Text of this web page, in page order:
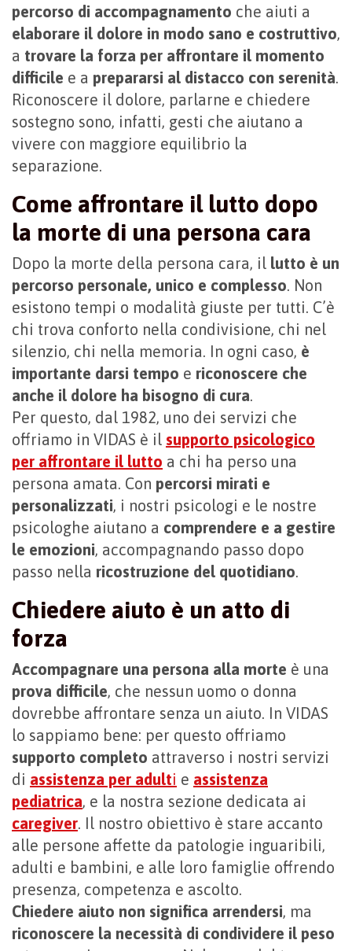
percorso di accompagnamento che aiuti a
elaborare il dolore in modo sano e costruttivo,
a trovare la forza per affrontare il momento
difficile e a prepararsi al distacco con serenità.
Riconoscere il dolore, parlarne e chiedere
sostegno sono, infatti, gesti che aiutano a
vivere con maggiore equilibrio la
separazione.
Come affrontare il lutto dopo
la morte di una persona cara
Dopo la morte della persona cara, il lutto è un
percorso personale, unico e complesso. Non
esistono tempi o modalità giuste per tutti. C’è
chi trova conforto nella condivisione, chi nel
silenzio, chi nella memoria. In ogni caso, è
importante darsi tempo e riconoscere che
anche il dolore ha bisogno di cura.
Per questo, dal 1982, uno dei servizi che
offriamo in VIDAS è il supporto psicologico
per affrontare il lutto a chi ha perso una
persona amata. Con percorsi mirati e
personalizzati, i nostri psicologi e le nostre
psicologhe aiutano a comprendere e a gestire
le emozioni, accompagnando passo dopo
passo nella ricostruzione del quotidiano.
Chiedere aiuto è un atto di
forza
Accompagnare una persona alla morte è una
prova difficile, che nessun uomo o donna
dovrebbe affrontare senza un aiuto. In VIDAS
lo sappiamo bene: per questo offriamo
supporto completo attraverso i nostri servizi
di assistenza per adulti e assistenza
pediatrica, e la nostra sezione dedicata ai
caregiver. Il nostro obiettivo è stare accanto
alle persone affette da patologie inguaribili,
adulti e bambini, e alle loro famiglie offrendo
presenza, competenza e ascolto.
Chiedere aiuto non significa arrendersi, ma
riconoscere la necessità di condividere il peso